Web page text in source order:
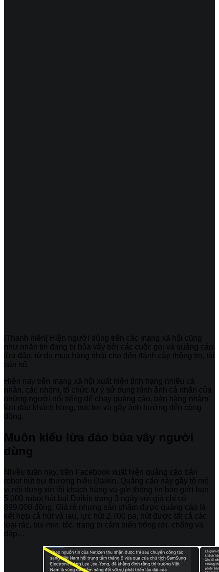
[Thanh niên] Hiện người dùng trên các mạng xã hội cũng
như nhắn tin đang bị bủa vây bởi các cuộc gọi và quảng cáo
lừa đảo, từ dụ mua hàng nhái cho đến đánh cắp thông tin, tài
sản số.
Hiện nay trên mạng xã hội xuất hiện tình trạng nhiều cá
nhân, các nhóm, tổ chức tự ý sử dụng hình ảnh cá nhân của
những người nổi tiếng để chạy quảng cáo, bán hàng nhằm
lừa đảo khách hàng, trục lợi và gây ảnh hưởng đến cộng
đồng.
Muôn kiểu lừa đảo bủa vây người
dùng
Nhiều tuần nay, trên Facebook xuất hiện quảng cáo bán
robot hút bụi thương hiệu Daikin. Quảng cáo này gây tò mò
vì nội dung xin lỗi khách hàng và gửi thông tin bán giới hạn
5.000 robot hút bụi Daikin trong 3 ngày với giá chỉ có
899.000 đồng. Giá rẻ nhưng sản phẩm được quảng cáo là
kết hợp cả hút và lau, lực hút 2.700 pa, hút được tất cả các
loại rác, bụi mịn, tóc, trang bị cảm biến trống rơi, chống va
đập…